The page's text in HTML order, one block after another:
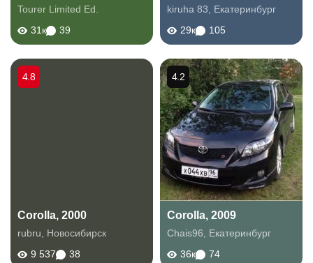
Tourer Limited Ed.
31к
39
kiruha 83
Екатеринбург
29к
105
Corolla, 2000
rubru
Новосибирск
9 537
38
4.8
Corolla, 2009
Chais96
Екатеринбург
36к
74
4.2